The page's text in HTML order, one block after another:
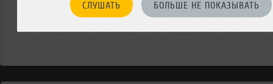
СЛУШАТЬ БОЛЬШЕ НЕ ПОКАЗЫВАТЬ